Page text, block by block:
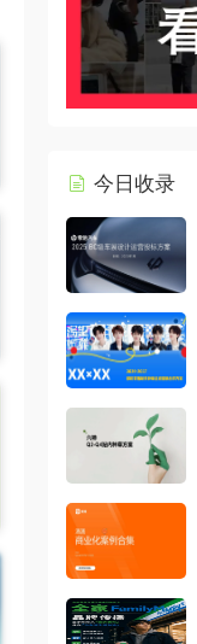
今日收录